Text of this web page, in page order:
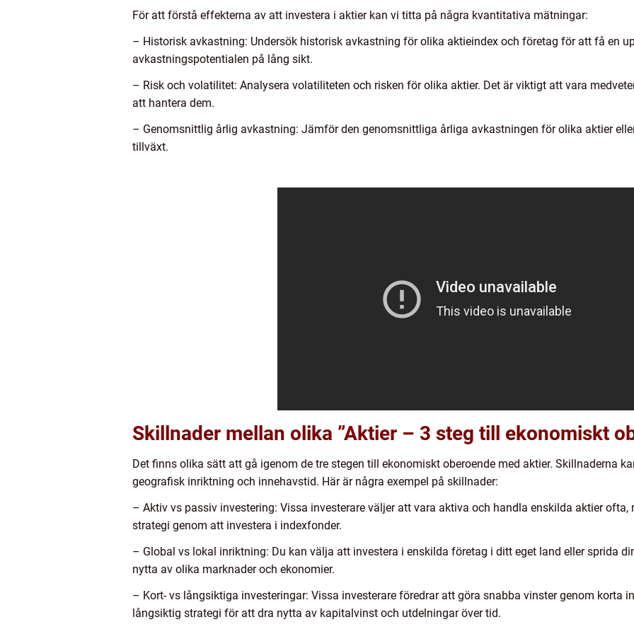
För att förstå effekterna av att investera i aktier kan vi titta på några kvantitativa mätningar:
– Historisk avkastning: Undersök historisk avkastning för olika aktieindex och företag för att få en
avkastningspotentialen på lång sikt.
– Risk och volatilitet: Analysera volatiliteten och risken för olika aktier. Det är viktigt att vara
att hantera dem.
– Genomsnittlig årlig avkastning: Jämför den genomsnittliga årliga avkastningen för olika aktier
tillväxt.
Skillnader mellan olika ”Aktier – 3 steg till ekonomiskt
Det finns olika sätt att gå igenom de tre stegen till ekonomiskt oberoende med aktier. Skillnaderna
geografisk inriktning och innehavstid. Här är några exempel på skillnader:
– Aktiv vs passiv investering: Vissa investerare väljer att vara aktiva och handla enskilda aktier ofta,
strategi genom att investera i indexfonder.
– Global vs lokal inriktning: Du kan välja att investera i enskilda företag i ditt eget land eller sprida
nytta av olika marknader och ekonomier.
– Kort- vs långsiktiga investeringar: Vissa investerare föredrar att göra snabba vinster genom korta
långsiktig strategi för att dra nytta av kapitalvinst och utdelningar över tid.